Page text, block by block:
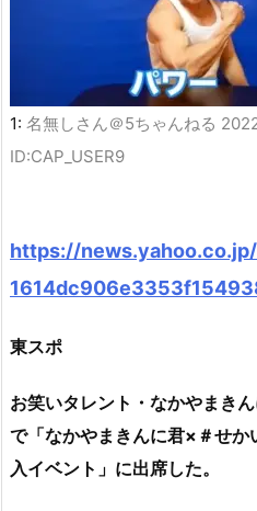
1: 名無しさん＠5ちゃんねる
ID:CAP_USER9
https://
東スポ
お笑いタレント・なかやまき
で「なかやまきんに君×＃せ
入イベント」に出席した。